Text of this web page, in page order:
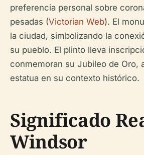
preferencia personal sobre
pesadas (Victorian Web). El
la ciudad, simbolizando la
su pueblo. El plinto lleva
conmemoran su Jubileo de Oro,
estatua en su contexto histórico.
Significado
Windsor